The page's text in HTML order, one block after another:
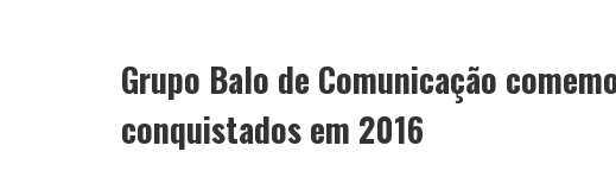
Grupo Balo de Comunicação
conquistados em 2016